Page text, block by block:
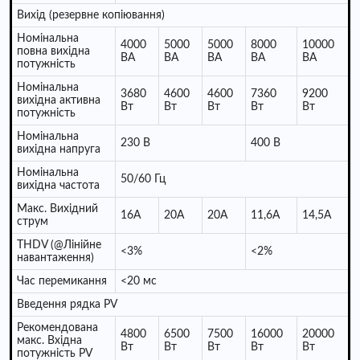
Вихід (резервне копіювання)
Номінальна
повна вихідна
потужність
4000
ВА
5000
ВА
5000
ВА
8000
ВА
10000
ВА
Номінальна
вихідна активна
потужність
3680
Вт
4600
Вт
4600
Вт
7360
Вт
9200
Вт
Номінальна
вихідна напруга
230 В 400 В
Номінальна
вихідна частота
50/60 Гц
Макс. Вихідний
струм
16A 20A 20A 11,6A 14,5A
THDV (@Лінійне
навантаження)
<3% <2%
Час перемикання <20 мс
Введення рядка PV
Рекомендована
макс. Вхідна
потужність PV
4800
Вт
6500
Вт
7500
Вт
16000
Вт
20000
Вт